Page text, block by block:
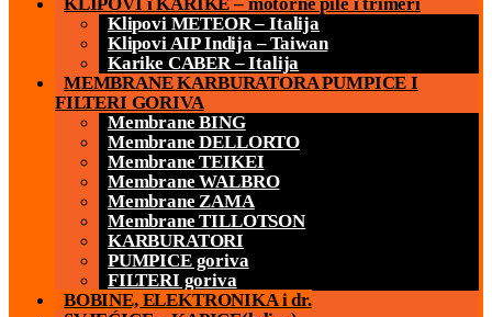
Klipovi METEOR – Italija
Klipovi AIP Indija – Taiwan
Karike CABER – Italija
MEMBRANE KARBURATORA PUMPICE I
FILTERI GORIVA
Membrane BING
Membrane DELLORTO
Membrane TEIKEI
Membrane WALBRO
Membrane ZAMA
Membrane TILLOTSON
KARBURATORI
PUMPICE goriva
FILTERI goriva
BOBINE, ELEKTRONIKA i dr.